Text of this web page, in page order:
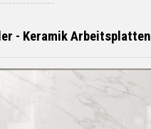
- Keramik Arbeitsplatten